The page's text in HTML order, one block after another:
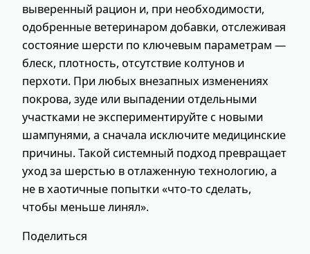
выверенный рацион и, при необходимости,
одобренные ветеринаром добавки, отслеживая
состояние шерсти по ключевым параметрам —
блеск, плотность, отсутствие колтунов и
перхоти. При любых внезапных изменениях
покрова, зуде или выпадении отдельными
участками не экспериментируйте с новыми
шампунями, а сначала исключите медицинские
причины. Такой системный подход превращает
уход за шерстью в отлаженную технологию, а
не в хаотичные попытки «что‑то сделать,
чтобы меньше линял».
Поделиться